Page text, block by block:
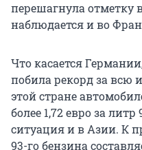
перешагнула отметку
наблюдается и во
Что касается
побила рекорд за всю
этой стране
более 1,72 евро за
ситуация и в Азии. К
93-го бензина